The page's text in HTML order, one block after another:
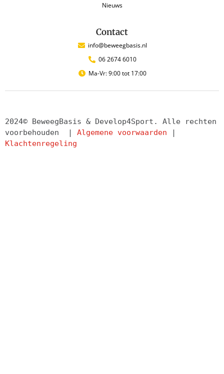
Nieuws
Contact
info@beweegbasis.nl
06 2674 6010
Ma-Vr: 9:00 tot 17:00
2024© BeweegBasis & Develop4Sport. Alle rechten
voorbehouden  | Algemene voorwaarden
Klachtenregeling